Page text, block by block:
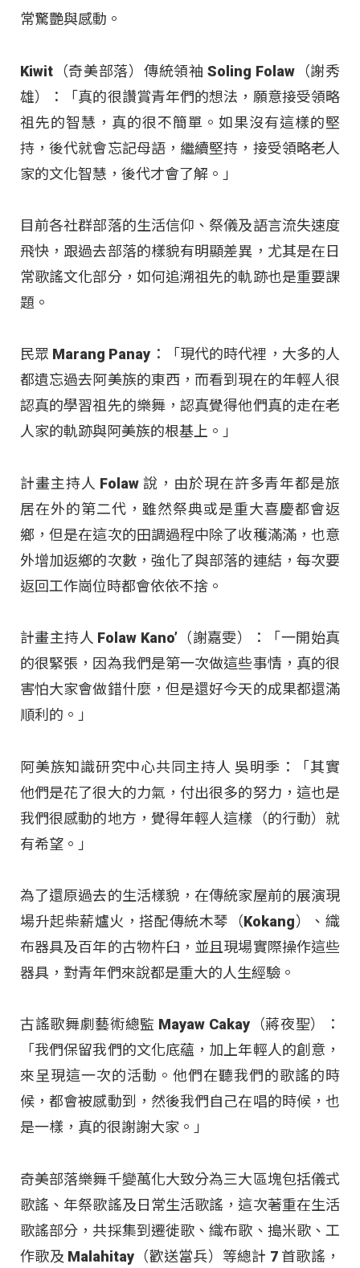
常驚艷與感動。
Kiwit（奇美部落）傳統領袖 Soling Folaw（謝秀
雄）：「真的很讚賞青年們的想法，願意接受領略
祖先的智慧，真的很不簡單。如果沒有這樣的堅
持，後代就會忘記母語，繼續堅持，接受領略老人
家的文化智慧，後代才會了解。」
目前各社群部落的生活信仰、祭儀及語言流失速度
飛快，跟過去部落的樣貌有明顯差異，尤其是在日
常歌謠文化部分，如何追溯祖先的軌跡也是重要課
題。
民眾 Marang Panay：「現代的時代裡，大多的人
都遺忘過去阿美族的東西，而看到現在的年輕人很
認真的學習祖先的樂舞，認真覺得他們真的走在老
人家的軌跡與阿美族的根基上。」
計畫主持人 Folaw 說，由於現在許多青年都是旅
居在外的第二代，雖然祭典或是重大喜慶都會返
鄉，但是在這次的田調過程中除了收穫滿滿，也意
外增加返鄉的次數，強化了與部落的連結，每次要
返回工作崗位時都會依依不捨。
計畫主持人 Folaw Kano’（謝嘉雯）：「一開始真
的很緊張，因為我們是第一次做這些事情，真的很
害怕大家會做錯什麼，但是還好今天的成果都還滿
順利的。」
阿美族知識研究中心共同主持人 吳明季：「其實
他們是花了很大的力氣，付出很多的努力，這也是
我們很感動的地方，覺得年輕人這樣（的行動）就
有希望。」
為了還原過去的生活樣貌，在傳統家屋前的展演現
場升起柴薪爐火，搭配傳統木琴（Kokang）、織
布器具及百年的古物杵臼，並且現場實際操作這些
器具，對青年們來說都是重大的人生經驗。
古謠歌舞劇藝術總監 Mayaw Cakay（蔣夜聖）：
「我們保留我們的文化底蘊，加上年輕人的創意，
來呈現這一次的活動。他們在聽我們的歌謠的時
候，都會被感動到，然後我們自己在唱的時候，也
是一樣，真的很謝謝大家。」
奇美部落樂舞千變萬化大致分為三大區塊包括儀式
歌謠、年祭歌謠及日常生活歌謠，這次著重在生活
歌謠部分，共採集到遷徙歌、織布歌、搗米歌、工
作歌及 Malahitay（歡送當兵）等總計 7 首歌謠，